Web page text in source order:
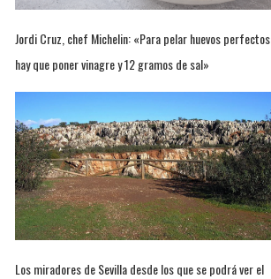
Jordi Cruz, chef Michelin: «Para pelar huevos perfectos
hay que poner vinagre y 12 gramos de sal»
Los miradores de Sevilla desde los que se podrá ver el